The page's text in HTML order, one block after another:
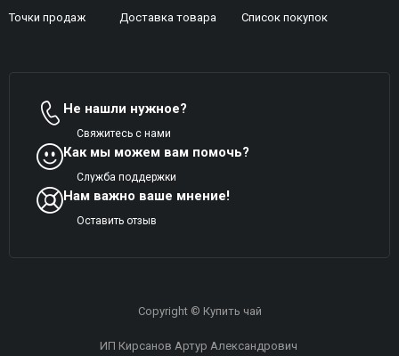
Точки продаж Доставка товара Список покупок
Не нашли нужное?
Свяжитесь с нами
Как мы можем вам помочь?
Служба поддержки
Нам важно ваше мнение!
Оставить отзыв
Copyright © Купить чай
ИП Кирсанов Артур Александрович